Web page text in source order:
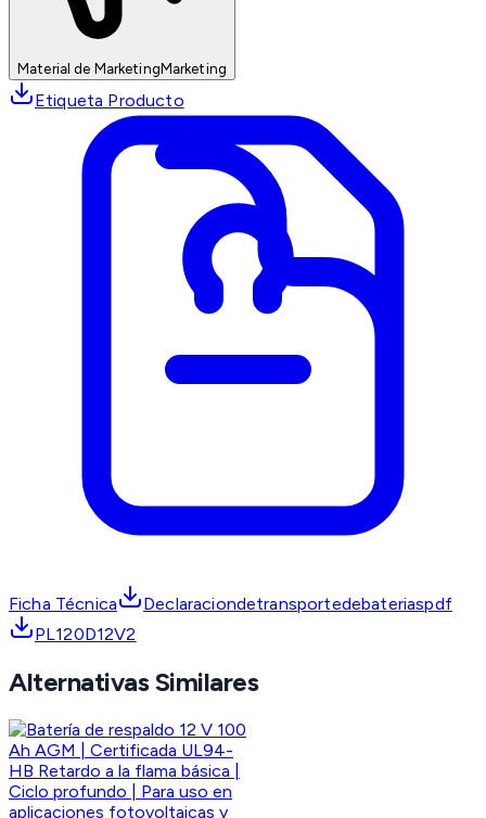
Material de MarketingMarketing
Etiqueta Producto
Ficha Técnica
Declaraciondetransportedebateriaspdf
PL120D12V2
Alternativas Similares